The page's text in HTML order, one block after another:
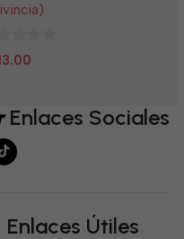
Enlaces Sociales
Enlaces Útiles